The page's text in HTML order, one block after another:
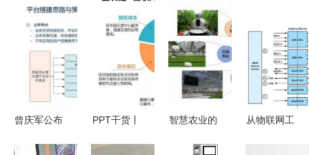
曾庆军公布
PPT干货丨
智慧农业的
从物联网工